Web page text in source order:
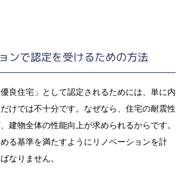
ンで認定を受けるための方法
良住宅」として認定されるためには、単に内
けでは不十分です。なぜなら、住宅の耐震性
建物全体の性能向上が求められるからです。
る基準を満たすようにリノベーションを計
なりません。